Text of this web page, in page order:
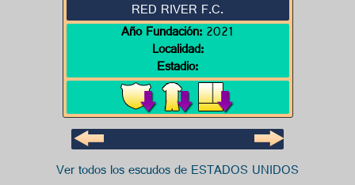
RED RIVER F.C.
Año Fundación:2021
Localidad:
Estadio:
Ver todos los escudos de ESTADOS UNIDOS